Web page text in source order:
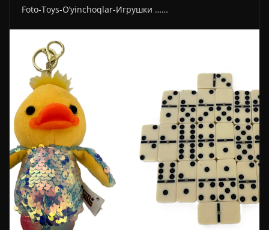
Foto-Toys-O’yinchoqlar-Игрушки ……